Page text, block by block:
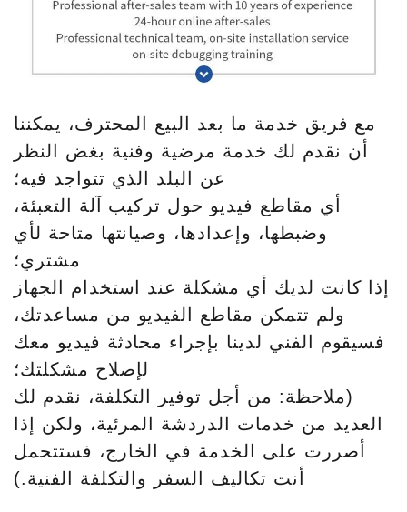
مع فريق خدمة ما بعد البيع المحترف، يمكننا
أن نقدم لك خدمة مرضية وفنية بغض النظر
عن البلد الذي تتواجد فيه؛
أي مقاطع فيديو حول تركيب آلة التعبئة،
وضبطها، وإعدادها، وصيانتها متاحة لأي
مشتري؛
إذا كانت لديك أي مشكلة عند استخدام الجهاز
ولم تتمكن مقاطع الفيديو من مساعدتك،
فسيقوم الفني لدينا بإجراء محادثة فيديو معك
لإصلاح مشكلتك؛
(ملاحظة: من أجل توفير التكلفة، نقدم لك
العديد من خدمات الدردشة المرئية، ولكن إذا
أصررت على الخدمة في الخارج، فستتحمل
أنت تكاليف السفر والتكلفة الفنية.)